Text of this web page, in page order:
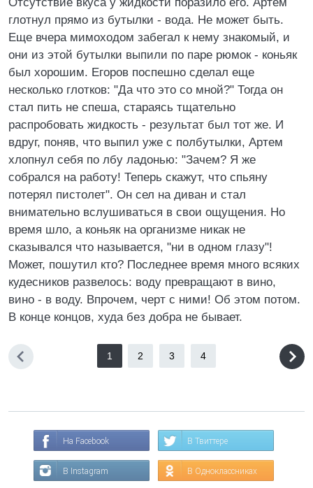
глотнул прямо из бутылки - вода. Не может быть.
Еще вчера мимоходом забегал к нему знакомый, и
они из этой бутылки выпили по паре рюмок - коньяк
был хорошим. Егоров поспешно сделал еще
несколько глотков: "Да что это со мной?" Тогда он
стал пить не спеша, стараясь тщательно
распробовать жидкость - результат был тот же. И
вдруг, поняв, что выпил уже с полбутылки, Артем
хлопнул себя по лбу ладонью: "Зачем? Я же
собрался на работу! Теперь скажут, что спьяну
потерял пистолет". Он сел на диван и стал
внимательно вслушиваться в свои ощущения. Но
время шло, а коньяк на организме никак не
сказывался что называется, "ни в одном глазу"!
Может, пошутил кто? Последнее время много всяких
кудесников развелось: воду превращают в вино,
вино - в воду. Впрочем, черт с ними! Об этом потом.
В конце концов, худа без добра не бывает.
1 2 3 4
На Facebook В Твиттере
В Instagram В Одноклассниках